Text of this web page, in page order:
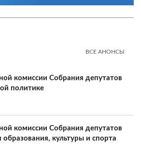
ВСЕ АНОНСЫ
комиссии Собрания депутатов
политике
комиссии Собрания депутатов
культуры и спорта